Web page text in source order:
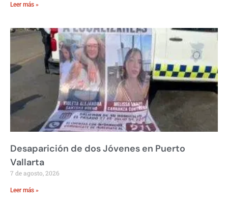
Leer más »
Desaparición de dos Jóvenes en Puerto
Vallarta
7 de agosto, 2026
Leer más »